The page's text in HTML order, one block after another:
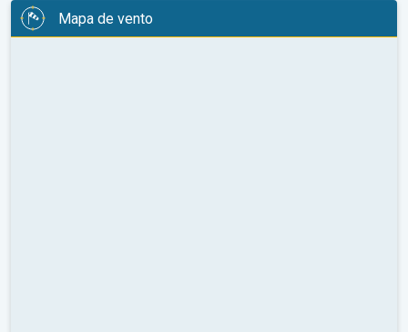
Mapa de vento